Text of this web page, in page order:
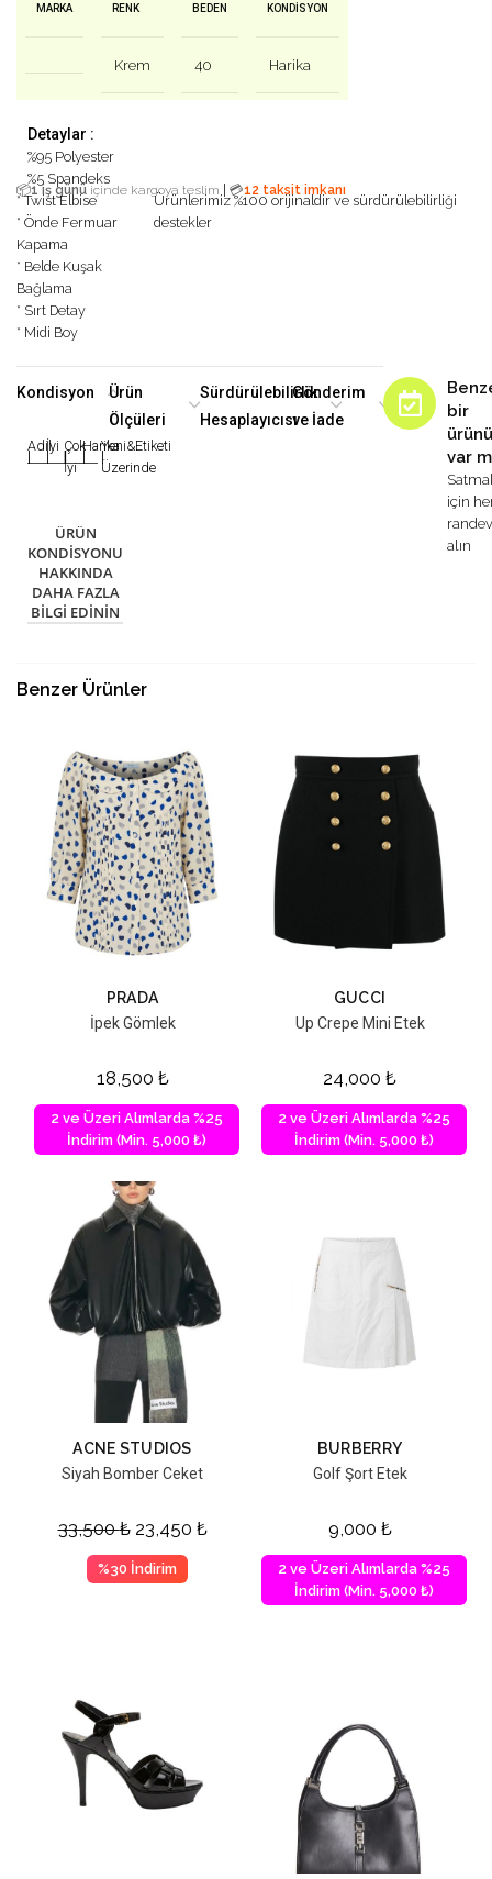
MARKA RENK
Krem
BEDEN
40
KONDISYON
Harika
Detaylar :
%95 Polyester
%5 Spandeks
📦1 iş günü içinde kargoya teslim 💳12 taksit imkanı
* Twist Elbise
* Önde Fermuar
Kapama
* Belde Kuşak
Bağlama
* Sırt Detay
* Midi Boy
Ürünlerimiz %100 orijinaldir ve sürdürülebilirliği
destekler
Kondisyon
Adilİyi
|
Çok
İyi
Harika
|
Yeni&Etiketi
Üzerinde
ÜRÜN
KONDISYONU
HAKKINDA
DAHA FAZLA
BILGI EDININ
Ürün
Ölçüleri
Sürdürülebilirlik
Hesaplayıcısı
Gönderim
ve İade
bir
var
için
alın
Benzer Ürünler
PRADA
İpek Gömlek
18,500 ₺
2 ve Üzeri Alımlarda %25
İndirim (Min. 5,000 ₺)
GUCCI
Up Crepe Mini Etek
24,000 ₺
2 ve Üzeri Alımlarda %25
İndirim (Min. 5,000 ₺)
ACNE STUDIOS
Siyah Bomber Ceket
33,500₺ 23,450 ₺
%30 İndirim
BURBERRY
Golf Şort Etek
9,000 ₺
2 ve Üzeri Alımlarda %25
İndirim (Min. 5,000 ₺)